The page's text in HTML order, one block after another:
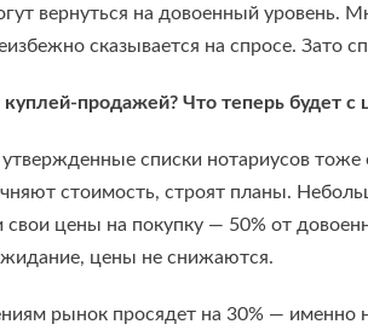
вернуться на довоенный уровень.
сказывается на спросе. Зато
продажей? Что теперь будет
списки нотариусов тоже
стоимость, строят планы.
цены на покупку — 50% от
цены не снижаются.
рынок просядет на 30% — именно